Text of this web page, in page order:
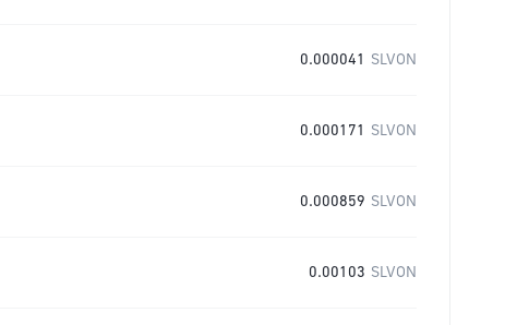
0.000041 SLVON
0.000171 SLVON
0.000859 SLVON
0.00103 SLVON